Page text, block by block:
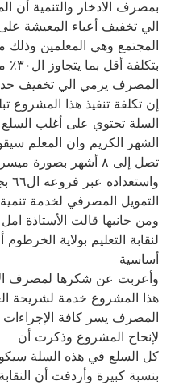
بمصرف الادخار والتنمية
الي تخفيف أعباء المعيشة
المجتمع وهي المعلمين وذلك
المصرف يرمي الي تخفيف
السلة تحتوي على أغلب السلع
الشهر الكريم وان المعلم
تصل إلى ٨ أشهر
التمويل المصرفي لخدمة
ومن جانبها قالت الأستاذة
لنقابة التعليم بولاية
أساسية
وأعربت عن شكرها لمصرف
هذا المشروع خدمة لشريحة
المصرف يسر كافة
لإنحاح المشروع وذكرت أن
كل السلع في هذه السلة
بنسبة كبيرة وأردفت أن